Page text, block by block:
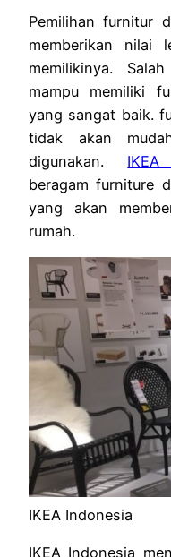
Pemilihan furnitur
memberikan nilai
memilikinya.
mampu memiliki
yang sangat baik.
tidak akan
digunakan.
beragam furniture
yang akan
rumah.
IKEA Indonesia
IKEA Indonesia